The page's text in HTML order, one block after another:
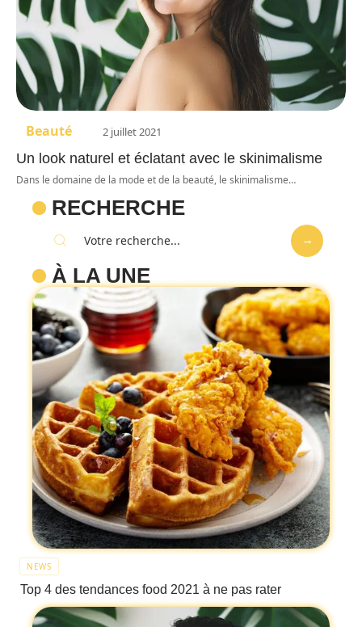
Beauté 2 juillet 2021
Un look naturel et éclatant avec le skinimalisme
Dans le domaine de la mode et de la beauté, le skinimalisme…
RECHERCHE
À LA UNE
NEWS
Top 4 des tendances food 2021 à ne pas rater